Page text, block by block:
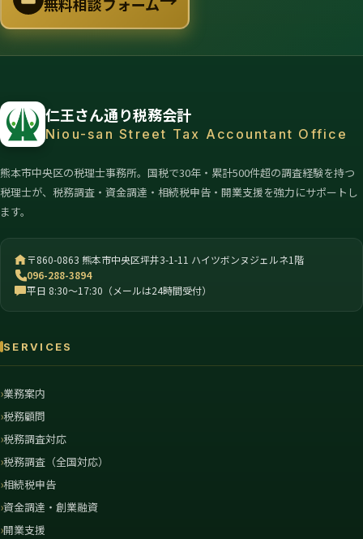
仁王さん通り税務会計
Niou-san Street Tax Accountant Office
熊本市中央区の税理士事務所。国税で30年・累計500件超の調査経験を持つ
税理士が、税務調査・資金調達・相続税申告・開業支援を強力にサポートし
ます。
〒860-0863 熊本市中央区坪井3-1-11 ハイツボンヌジェルネ1階
096-288-3894
平日 8:30〜17:30（メールは24時間受付）
SERVICES
業務案内
税務顧問
税務調査対応
税務調査（全国対応）
相続税申告
資金調達・創業融資
開業支援